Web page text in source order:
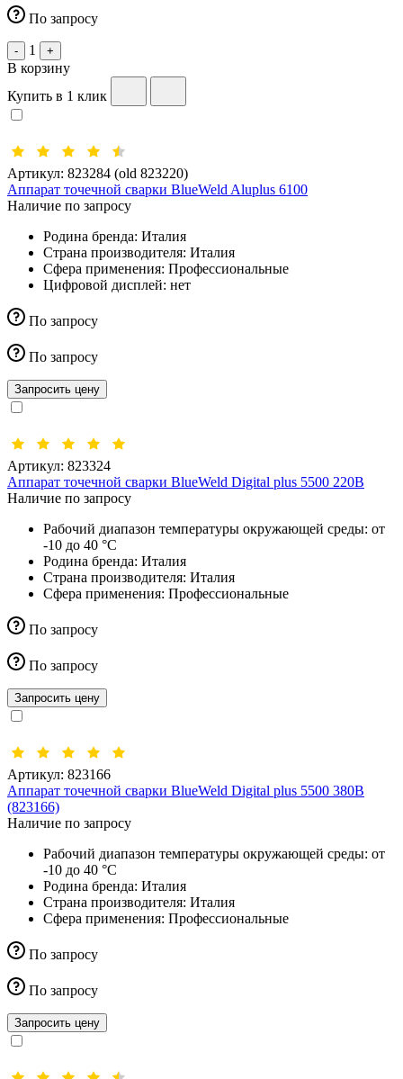
По запросу
- 1 +
В корзину
Купить в 1 клик
Артикул: 823284 (old 823220)
Аппарат точечной сварки BlueWeld Aluplus 6100
Наличие по запросу
Родина бренда: Италия
Страна производителя: Италия
Сфера применения: Профессиональные
Цифровой дисплей: нет
По запросу
По запросу
Запросить цену
Артикул: 823324
Аппарат точечной сварки BlueWeld Digital plus 5500 220В
Наличие по запросу
Рабочий диапазон температуры окружающей среды: от
-10 до 40 °С
Родина бренда: Италия
Страна производителя: Италия
Сфера применения: Профессиональные
По запросу
По запросу
Запросить цену
Артикул: 823166
Аппарат точечной сварки BlueWeld Digital plus 5500 380В
(823166)
Наличие по запросу
Рабочий диапазон температуры окружающей среды: от
-10 до 40 °С
Родина бренда: Италия
Страна производителя: Италия
Сфера применения: Профессиональные
По запросу
По запросу
Запросить цену